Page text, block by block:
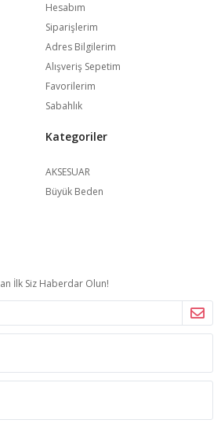
Hesabım
Siparişlerim
Adres Bilgilerim
Alışveriş Sepetim
Favorilerim
Sabahlık
Kategoriler
AKSESUAR
Büyük Beden
İlk Siz Haberdar Olun!